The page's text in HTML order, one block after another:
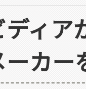
ィア
カー